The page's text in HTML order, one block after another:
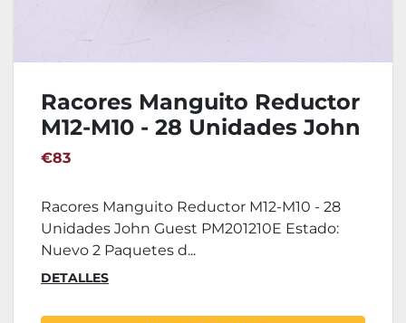
Racores Manguito Reductor
M12-M10 - 28 Unidades John
Guest PM201210E
€83
Racores Manguito Reductor M12-M10 - 28
Unidades John Guest PM201210E Estado:
Nuevo 2 Paquetes d...
DETALLES